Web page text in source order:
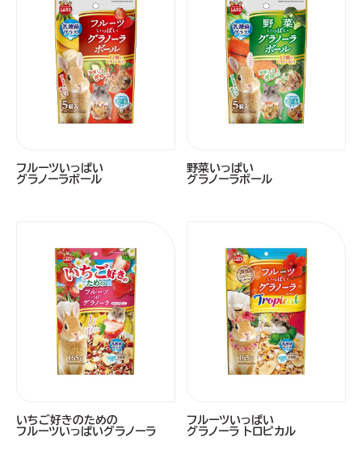
フルーツいっぱい
グラノーラボール
野菜いっぱい
グラノーラボール
いちご好きのための
フルーツいっぱいグラノーラ
フルーツいっぱい
グラノーラ トロピカル